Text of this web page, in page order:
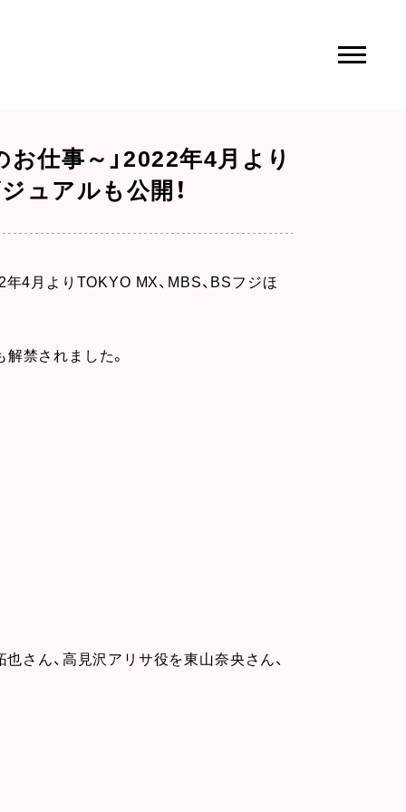
仕事～」2022年4月より
ュアルも公開！
4月よりTOKYO MX、MBS、BSフジほ
禁されました。
さん、高見沢アリサ役を東山奈央さん、